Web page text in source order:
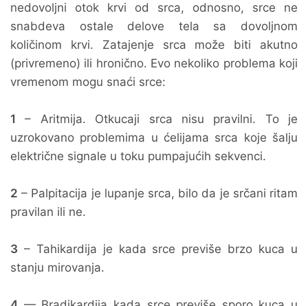
nedovoljni otok krvi od srca, odnosno, srce ne
snabdeva ostale delove tela sa dovoljnom
količinom krvi. Zatajenje srca može biti akutno
(privremeno) ili hronično. Evo nekoliko problema koji
vremenom mogu snaći srce:
1 – Aritmija. Otkucaji srca nisu pravilni. To je
uzrokovano problemima u ćelijama srca koje šalju
električne signale u toku pumpajućih sekvenci.
2 – Palpitacija je lupanje srca, bilo da je srčani ritam
pravilan ili ne.
3 – Tahikardija je kada srce previše brzo kuca u
stanju mirovanja.